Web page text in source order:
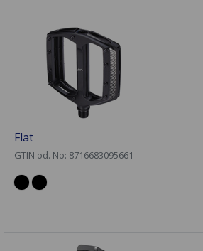
Flat
GTIN od. No: 8716683095661